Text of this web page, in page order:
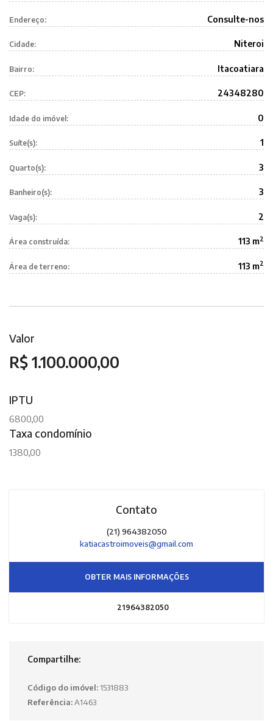
Endereço: Consulte-nos
Cidade: Niteroi
Bairro: Itacoatiara
CEP: 24348280
Idade do imóvel: 0
Suíte(s): 1
Quarto(s): 3
Banheiro(s): 3
Vaga(s): 2
Área construída: 113 m2
Área de terreno: 113 m2
Valor
R$ 1.100.000,00
IPTU
6800,00
Taxa condomínio
1380,00
Contato
(21) 964382050
katiacastroimoveis@gmail.com
OBTER MAIS INFORMAÇÕES
21964382050
Compartilhe:
Código do imóvel:1531883
Referência:A1463